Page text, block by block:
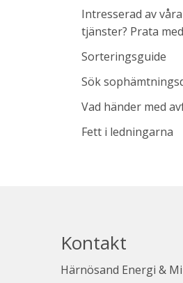
Intresserad av
tjänster? Prata
Sorteringsguide
Sök
Vad händer med
Fett i ledningarna
Kontakt
Härnösand Energi &